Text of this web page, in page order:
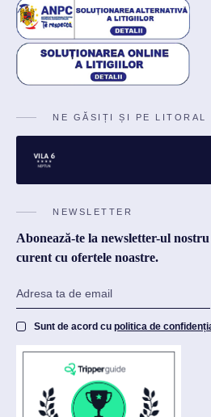
NE GĂSIȚI ȘI PE LITORAL
NEWSLETTER
Abonează-te la newsletter-ul
curent cu ofertele noastre.
Sunt de acord cu politica de